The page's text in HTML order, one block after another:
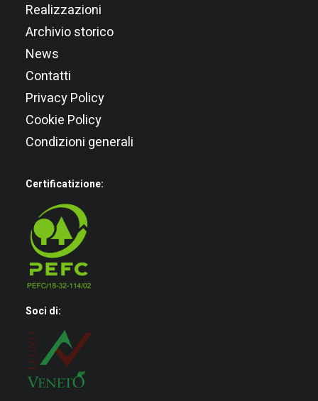
Realizzazioni
Archivio storico
News
Contatti
Privacy Policy
Cookie Policy
Condizioni generali
Certificatizione:
Soci di: